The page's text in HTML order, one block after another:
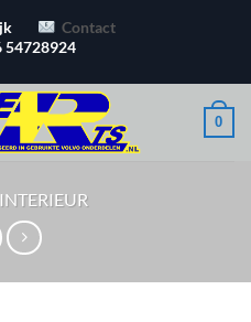
Contact
54728924
0
INTERIEUR